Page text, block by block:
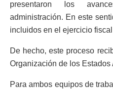
presentaron los
administración. En este
incluidos en el ejercicio
De hecho, este proceso
Organización de los Estados
Para ambos equipos de